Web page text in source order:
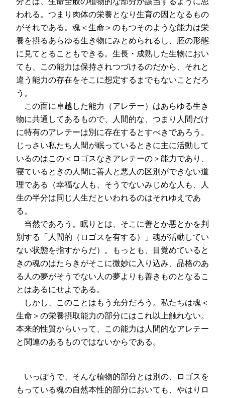
われる。つまり肉体の栄養となり生育の因となるもの
がそれである。魂＜生命＞のもつそのような能力は栄
養を摂るあらゆる生き物にみとめられるし、胚の形態
に見てとることもできる。生長・成熟した生物におい
ても、この能力は保持されつづけるのだから、それと
違う能力の存在をそこに想定するまでもないことだろ
う。
この面に卓越した能力（アレテー）はあらゆる生き
物に共通してあるもので、人間的な、つまり人間だけ
に特有のアレテーは別に存在するとすべきであろう。
じっさい私たち人間が眠っているときに主に活動して
いるのはこの＜ロゴスなきアレテーの＞能力であり、
寝ているときの人間に善人と悪人の区別ができない道
理である（幸福な人も、そうでないみじめな人も、人
生の半分は同じ人生だといわれるのはそれゆえであ
る。
当然であろう。眠りとは、そこに善とか悪とかを判
別する「人間的（ロゴスを有する）」魂が活動してい
ない状態を指すからだ）。もっとも、目覚めていると
きの魂のはたらきがそこに微妙に入り込み、品格のあ
る人の夢がそうでない人の夢よりも善きものとなるこ
とはあるにせよである。
しかし、このことはもう充分だろう。私たちは魂＜
生命＞の栄養摂取能力の部分にはこれ以上触れない。
本来的性質からいって、この能力は人間的なアレテー
と関連のあるものではないからである。
いっぽうで、そんな植物的部分とは別の、ロゴスを
もっている魂の自然本性的部分においても、やはりロ